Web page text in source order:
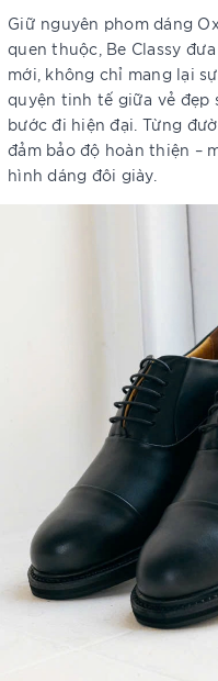
Giữ nguyên phom dáng
quen thuộc, Be Classy
mới, không chỉ mang lại
quyện tinh tế giữa vẻ đẹp
bước đi hiện đại. Từng
đảm bảo độ hoàn thiện –
hình dáng đôi giày.